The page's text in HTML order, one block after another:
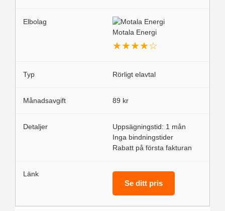
Motala Energi
★★★★☆
Rörligt elavtal
89 kr
Uppsägningstid: 1 mån
Inga bindningstider
Rabatt på första fakturan
Se ditt pris